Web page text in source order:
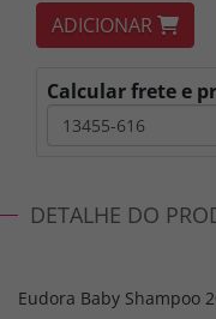
ADICIONAR
Calcular frete e
DETALHE DO
Eudora Baby Shampoo